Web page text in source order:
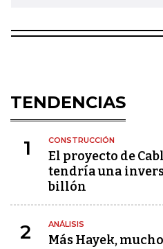
TENDENCIAS
1 CONSTRUCCIÓN
El proyecto de
tendría una
billón
2 ANÁLISIS
Más Hayek,